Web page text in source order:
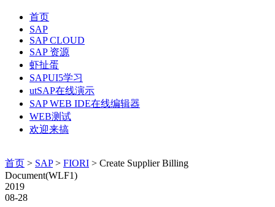
首页
SAP
SAP CLOUD
SAP 资源
虾扯蛋
SAPUI5学习
utSAP在线演示
SAP WEB IDE在线编辑器
WEB测试
欢迎来搞
首页 > SAP> FIORI > Create Supplier Billing
Document(WLF1)
2019
08-28